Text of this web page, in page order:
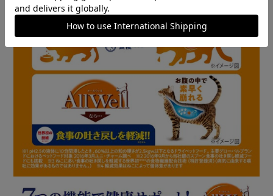
室内猫用 チキン味挽き小魚とささみフリーズドライパウダ
室内猫用 贅沢素材入りフィッシュ味天然小魚とささみフリ
ーズドライ入り
・腸内環境に配慮
・骨の健康維持に配慮
10歳以上の腎臓の健康維持用 フィッシュ味挽き小魚とささ
みフリーズドライパウダー入り
15歳以上の腎臓の健康維持用 フィッシュ味挽き小魚とささ
みフリーズドライパウダー入り
・腎臓の健康維持に配慮
・ビタミンB群強化